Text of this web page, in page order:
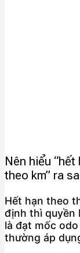
Nên hiểu “hết
theo km” ra
Hết hạn theo
định thì quyền
là đạt mốc
thường áp